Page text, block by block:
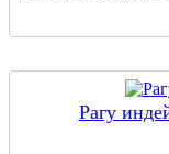
Рагу